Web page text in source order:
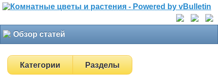
Обзор статей
Категории Разделы